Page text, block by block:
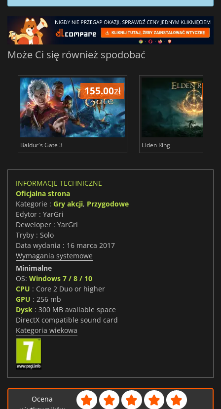
Może Ci się również spodobać
155.00zł
Baldur's Gate 3 Elden Ring
INFORMACJE TECHNICZNE
Oficjalna strona
Kategorie : Gry akcji, Przygodowe
Edytor : YarGri
Deweloper : YarGri
Tryby : Solo
Data wydania : 16 marca 2017
Wymagania systemowe
Minimalne
OS: Windows 7 / 8 / 10
CPU : Core 2 Duo or higher
GPU : 256 mb
Dysk : 300 MB available space
DirectX compatible sound card
Kategoria wiekowa
Ocena